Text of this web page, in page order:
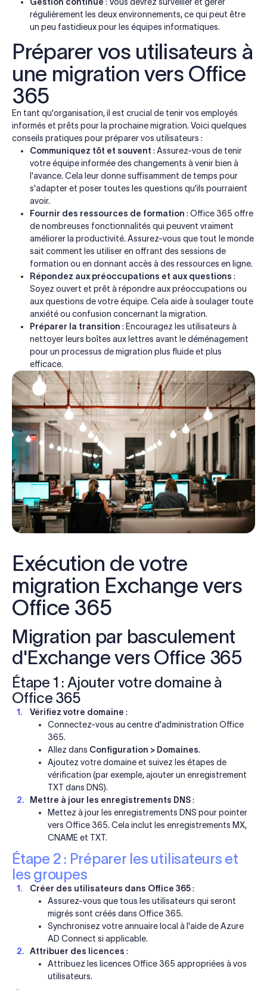
régulièrement les deux environnements, ce qui peut être
un peu fastidieux pour les équipes informatiques.
Préparer vos utilisateurs à
une migration vers Office
365
En tant qu'organisation, il est crucial de tenir vos employés
informés et prêts pour la prochaine migration. Voici quelques
conseils pratiques pour préparer vos utilisateurs :
Communiquez tôt et souvent : Assurez-vous de tenir
votre équipe informée des changements à venir bien à
l'avance. Cela leur donne suffisamment de temps pour
s'adapter et poser toutes les questions qu'ils pourraient
avoir.
Fournir des ressources de formation : Office 365 offre
de nombreuses fonctionnalités qui peuvent vraiment
améliorer la productivité. Assurez-vous que tout le monde
sait comment les utiliser en offrant des sessions de
formation ou en donnant accès à des ressources en ligne.
Répondez aux préoccupations et aux questions :
Soyez ouvert et prêt à répondre aux préoccupations ou
aux questions de votre équipe. Cela aide à soulager toute
anxiété ou confusion concernant la migration.
Préparer la transition : Encouragez les utilisateurs à
nettoyer leurs boîtes aux lettres avant le déménagement
pour un processus de migration plus fluide et plus
efficace.
Exécution de votre
migration Exchange vers
Office 365
Migration par basculement
d'Exchange vers Office 365
Étape 1 : Ajouter votre domaine à
Office 365
Vérifiez votre domaine :
Connectez-vous au centre d'administration Office
365.
Allez dans Configuration > Domaines.
Ajoutez votre domaine et suivez les étapes de
vérification (par exemple, ajouter un enregistrement
TXT dans DNS).
Mettre à jour les enregistrements DNS:
Mettez à jour les enregistrements DNS pour pointer
vers Office 365. Cela inclut les enregistrements MX,
CNAME et TXT.
Étape 2 : Préparer les utilisateurs et
les groupes
Créer des utilisateurs dans Office 365:
Assurez-vous que tous les utilisateurs qui seront
migrés sont créés dans Office 365.
Synchronisez votre annuaire local à l'aide de Azure
AD Connect si applicable.
Attribuer des licences :
Attribuez les licences Office 365 appropriées à vos
utilisateurs.